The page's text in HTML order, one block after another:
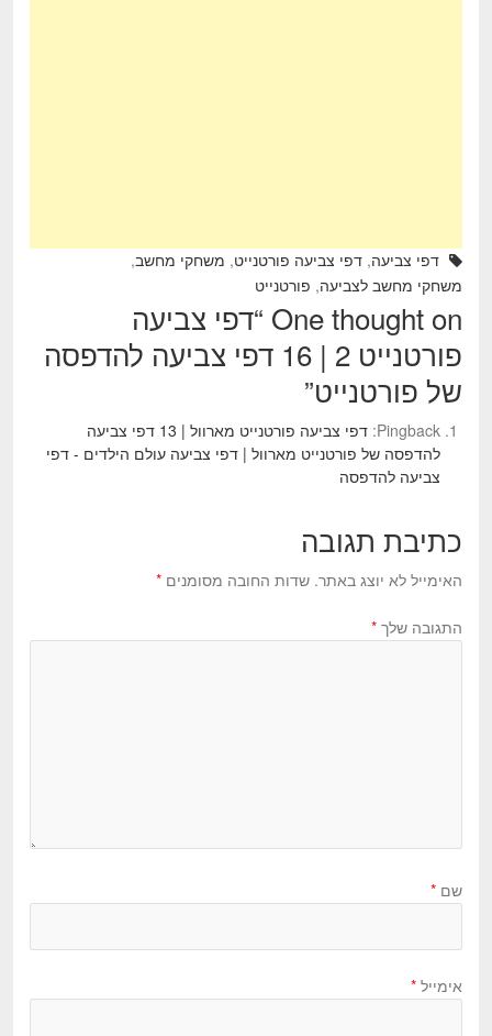
דפי צביעה, דפי צביעה פורטנייט, משחקי מחשב,
משחקי מחשב לצביעה, פורטנייט
One thought on “ דפי צביעה
פורטנייט 2 | 16 דפי צביעה להדפסה
של פורטנייט”
Pingback:
דפי צביעה פורטנייט מארוול | 13 דפי צביעה
להדפסה של פורטנייט מארוול | דפי צביעה עולם הילדים - דפי
צביעה להדפסה
כתיבת תגובה
האימייל לא יוצג באתר. שדות החובה מסומנים *
התגובה שלך *
שם *
אימייל *